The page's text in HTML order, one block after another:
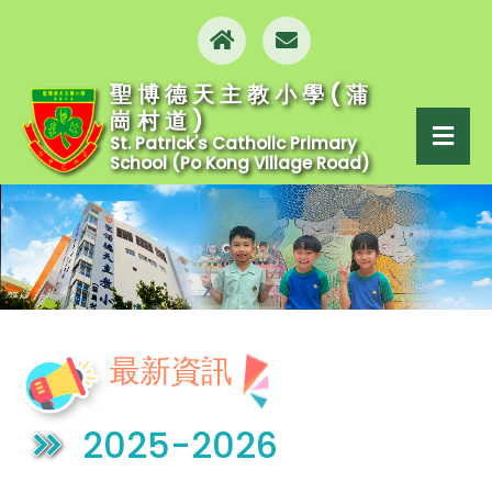
聖博德天主教小學(蒲
崗村道)
St. Patrick's Catholic Primary
School (Po Kong Village Road)
最新資訊
2025-2026